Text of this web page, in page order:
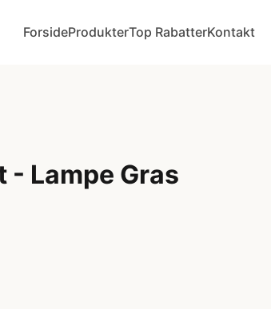
ForsideProdukterTop RabatterKontakt
Lampe Gras